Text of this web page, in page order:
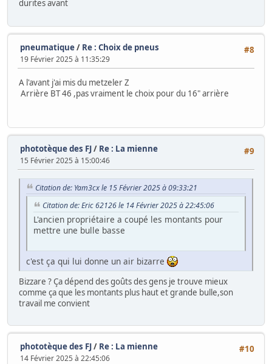
durites avant
#8
pneumatique/ Re : Choix de pneus
19 Février 2025 à 11:35:29
A l'avant j'ai mis du metzeler Z
Arrière BT 46 ,pas vraiment le choix pour du 16" arrière
#9
phototèque des FJ/ Re : La mienne
15 Février 2025 à 15:00:46
Citation de: Yam3cx le 15 Février 2025 à 09:33:21
Citation de: Eric 62126 le 14 Février 2025 à 22:45:06
L'ancien propriétaire a coupé les montants pour
mettre une bulle basse
c'est ça qui lui donne un air bizarre
Bizzare ? Ça dépend des goûts des gens je trouve mieux
comme ça que les montants plus haut et grande bulle,son
travail me convient
#10
phototèque des FJ/ Re : La mienne
14 Février 2025 à 22:45:06